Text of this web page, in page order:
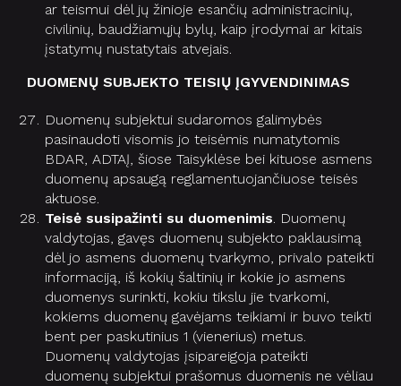
ar teismui dėl jų žinioje esančių administracinių,
civilinių, baudžiamųjų bylų, kaip įrodymai ar kitais
įstatymų nustatytais atvejais.
DUOMENŲ SUBJEKTO TEISIŲ ĮGYVENDINIMAS
Duomenų subjektui sudaromos galimybės
pasinaudoti visomis jo teisėmis numatytomis
BDAR, ADTAĮ, šiose Taisyklėse bei kituose asmens
duomenų apsaugą reglamentuojančiuose teisės
aktuose.
Teisė susipažinti su duomenimis. Duomenų
valdytojas, gavęs duomenų subjekto paklausimą
dėl jo asmens duomenų tvarkymo, privalo pateikti
informaciją, iš kokių šaltinių ir kokie jo asmens
duomenys surinkti, kokiu tikslu jie tvarkomi,
kokiems duomenų gavėjams teikiami ir buvo teikti
bent per paskutinius 1 (vienerius) metus.
Duomenų valdytojas įsipareigoja pateikti
duomenų subjektui prašomus duomenis ne vėliau